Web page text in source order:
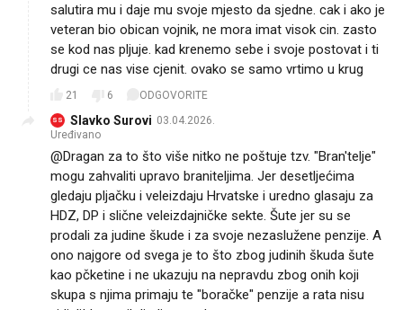
salutira mu i daje mu svoje mjesto da sjedne. cak i ako je
veteran bio obican vojnik, ne mora imat visok cin. zasto
se kod nas pljuje. kad krenemo sebe i svoje postovat i ti
drugi ce nas vise cjenit. ovako se samo vrtimo u krug
21 6 ODGOVORITE
SS Slavko Surovi 03.04.2026.
Uređivano
@Dragan za to što više nitko ne poštuje tzv. "Bran'telje"
mogu zahvaliti upravo braniteljima. Jer desetljećima
gledaju pljačku i veleizdaju Hrvatske i uredno glasaju za
HDZ, DP i slične veleizdajničke sekte. Šute jer su se
prodali za judine škude i za svoje nezaslužene penzije. A
ono najgore od svega je to što zbog judinih škuda šute
kao pčketine i ne ukazuju na nepravdu zbog onih koji
skupa s njima primaju te "boračke" penzije a rata nisu